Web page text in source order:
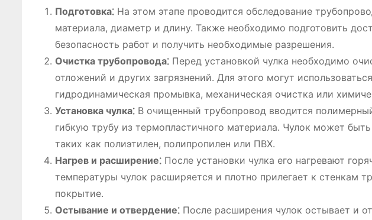
Подготовка⁚ На этом этапе проводится обследование
материала, диаметр и длину. Также необходимо подготовить
безопасность работ и получить необходимые разрешения.
Очистка трубопровода⁚ Перед установкой чулка необходимо
отложений и других загрязнений. Для этого могут
гидродинамическая промывка, механическая очистка или
Установка чулка⁚ В очищенный трубопровод вводится
гибкую трубу из термопластичного материала. Чулок может
таких как полиэтилен, полипропилен или ПВХ.
Нагрев и расширение⁚ После установки чулка его нагревают
температуры чулок расширяется и плотно прилегает к стенкам
покрытие.
Остывание и отвердение⁚ После расширения чулок остывает и